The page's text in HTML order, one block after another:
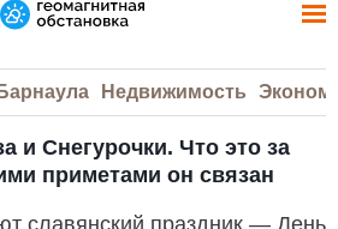
Недвижимость
и Снегурочки. Что это за
приметами он связан
славянский праздник — День